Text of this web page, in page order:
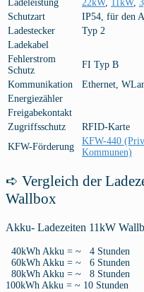
Ladeleistung
22kW, 11kW,
Schutzart
IP54, für den
Ladestecker
Typ 2
Ladekabel
Fehlerstrom
Schutz
FI Typ B
Kommunikation
Ethernet,
Energiezähler
Freigabekontakt
Zugriffsschutz
RFID-Karte
KFW-Förderung
KFW-440
Kommunen)
➪ Vergleich der
Wallbox
Akku- Ladezeiten 11kW
40kWh Akku = ~ 4 Stunden
60kWh Akku = ~ 6 Stunden
80kWh Akku = ~ 8 Stunden
100kWh Akku = ~ 10 Stunden